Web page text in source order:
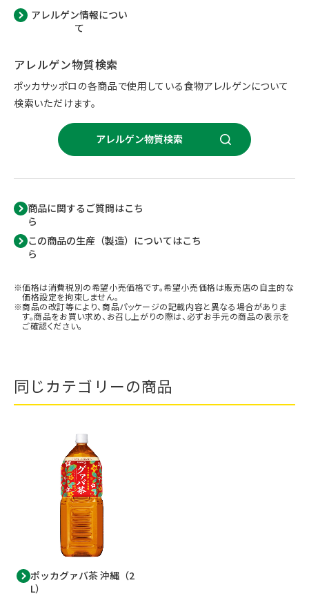
アレルゲン情報につい
て
アレルゲン物質検索
ポッカサッポロの各商品で使用している食物アレルゲンについて
検索いただけます。
アレルゲン物質検索
商品に関するご質問はこち
ら
この商品の生産（製造）についてはこち
ら
価格は消費税別の希望小売価格です。希望小売価格は販売店の自主的な
価格設定を拘束しません。
商品の改訂等により、商品パッケージの記載内容と異なる場合がありま
す。商品をお買い求め、お召し上がりの際は、必ずお手元の商品の表示を
ご確認ください。
同じカテゴリーの商品
ポッカグァバ茶 沖縄（2
L）